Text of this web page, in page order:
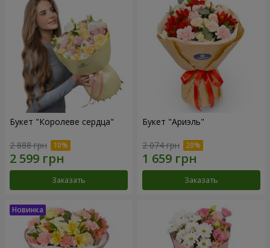
Букет "Королеве сердца"
2 888 грн
Заказать
Букет "Ариэль"
2 074 грн
Заказать